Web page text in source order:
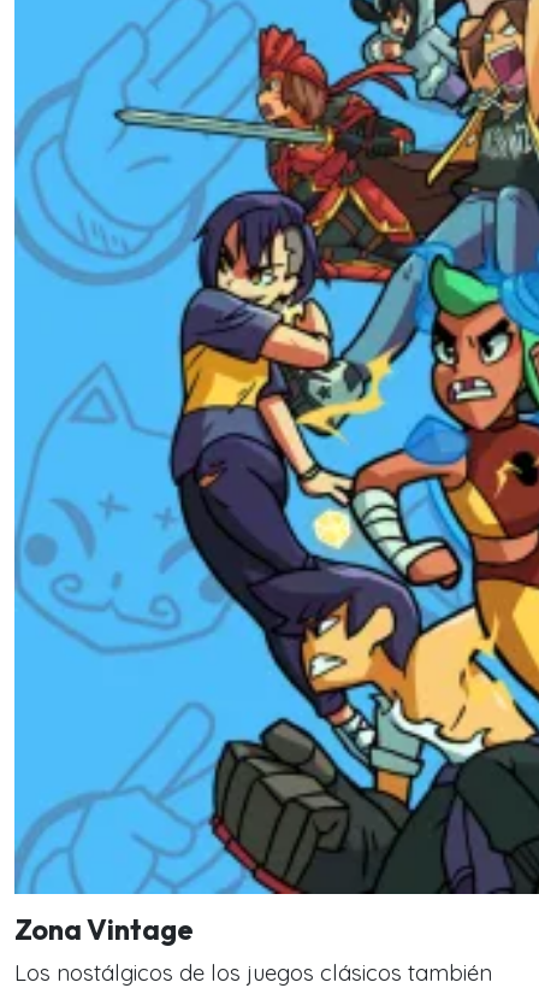
Zona Vintage
Los nostálgicos de los juegos clásicos también